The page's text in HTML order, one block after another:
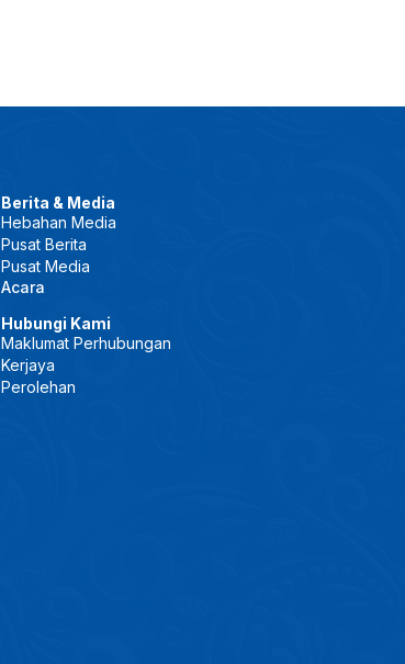
Berita & Media
Hebahan Media
Pusat Berita
Pusat Media
Acara
Hubungi Kami
Maklumat Perhubungan
Kerjaya
Perolehan